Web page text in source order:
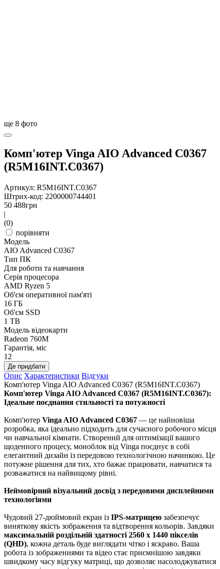
ще 8 фото
Комп'ютер Vinga AIO Advanced C0367
(R5M16INT.C0367)
Артикул: R5M16INT.C0367
Штрих-код: 2200000744401
50 488грн
|
(0)
порівняти
Модель
AIO Advanced C0367
Тип ПК
Для роботи та навчання
Серія процесора
AMD Ryzen 5
Об'єм оперативної пам'яті
16 ГБ
Об'єм SSD
1 TB
Модель відеокарти
Radeon 760M
Гарантія, міс
12
Де придбати
Опис Характеристики Відгуки
Комп'ютер Vinga AIO Advanced C0367 (R5M16INT.C0367)
Комп'ютер Vinga AIO Advanced C0367 (R5M16INT.C0367):
Ідеальне поєднання стильності та потужності
Комп'ютер Vinga AIO Advanced C0367 — це найновіша
розробка, яка ідеально підходить для сучасного робочого місця
чи навчальної кімнати. Створений для оптимізації вашого
щоденного процесу, моноблок від Vinga поєднує в собі
елегантний дизайн із передовою технологічною начинкою. Це
потужне рішення для тих, хто бажає працювати, навчатися та
розважатися на найвищому рівні.
Неймовірний візуальний досвід з передовими дисплейними
технологіями
Чудовий 27-дюймовий екран із IPS-матрицею забезпечує
виняткову якість зображення та відтворення кольорів. Завдяки
максимальній роздільній здатності 2560 x 1440 пікселів
(QHD), кожна деталь буде виглядати чітко і яскраво. Ваша
робота із зображеннями та відео стає приємнішою завдяки
швидкому часу відгуку матриці, що дозволяє насолоджуватися